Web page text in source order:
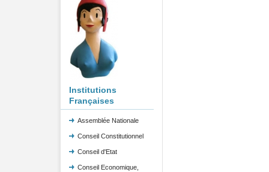
Institutions
Françaises
Assemblée Nationale
Conseil Constitutionnel
Conseil d'Etat
Conseil Economique,